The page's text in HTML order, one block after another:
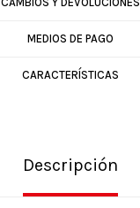
MEDIOS DE PAGO
CARACTERÍSTICAS
Descripción